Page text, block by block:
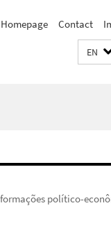
Homepage Contact
EN
político-